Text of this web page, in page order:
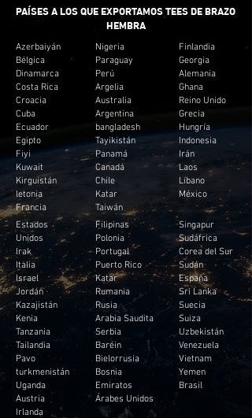
PAÍSES A LOS QUE EXPORTAMOS TEES DE BRAZO
HEMBRA
Azerbaiyán
Bélgica
Dinamarca
Costa Rica
Croacia
Cuba
Ecuador
Egipto
Fiyi
Kuwait
Kirguistán
letonia
Francia
Estados
Unidos
Irak
Italia
Israel
Jordán
Kazajistán
Kenia
Tanzania
Tailandia
Pavo
turkmenistán
Uganda
Austria
Irlanda
Nigeria
Paraguay
Perú
Argelia
Australia
Argentina
bangladesh
Tayikistán
Panamá
Canadá
Chile
Katar
Taiwán
Filipinas
Polonia
Portugal
Puerto Rico
Katar
Rumania
Rusia
Arabia Saudita
Serbia
Baréin
Bielorrusia
Bosnia
Emiratos
Árabes Unidos
Finlandia
Georgia
Alemania
Ghana
Reino Unido
Grecia
Hungría
Indonesia
Irán
Laos
Líbano
México
Singapur
Sudáfrica
Corea del Sur
Sudán
España
Sri Lanka
Suecia
Suiza
Uzbekistán
Venezuela
Vietnam
Yemen
Brasil